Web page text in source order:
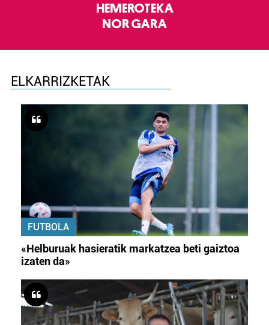
HEMEROTEKA
NOR GARA
ELKARRIZKETAK
FUTBOLA
«Helburuak hasieratik markatzea beti gaiztoa
izaten da»